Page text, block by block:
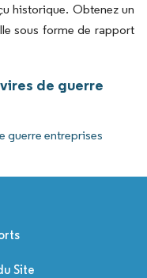
historique. Obtenez un
sous forme de rapport
de guerre
guerre entreprises
Site